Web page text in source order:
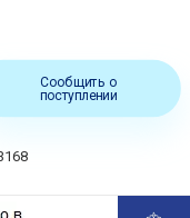
Сообщить о
поступлении